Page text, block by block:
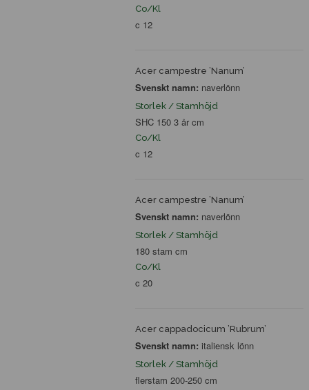
Co/Kl
c 12
Acer campestre ’Nanum’
Svenskt namn: naverlönn
Storlek / Stamhöjd
SHC 150 3 år cm
Co/Kl
c 12
Acer campestre ’Nanum’
Svenskt namn: naverlönn
Storlek / Stamhöjd
180 stam cm
Co/Kl
c 20
Acer cappadocicum ’Rubrum’
Svenskt namn: italiensk lönn
Storlek / Stamhöjd
flerstam 200-250 cm